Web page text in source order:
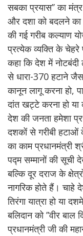
सबका प्रयास’’ का
और दशा को बदलने का
की गई गरीब कल्याण
प्रत्येक व्यक्ति के चेहरे
कहा कि देश में
से धारा-370 हटाने
कानून लागू करना हो,
दांत खट्टे करना हो या
देश की जनता हमेशा
दशकों से गरीबी हटाओं
का काम प्रधानमंत्री
पद्म सम्मानों की सूची
बल्कि दूर दराज के
नागरिक होते हैं।
तिरंगा यात्रा हो या
बलिदान को ’’वीर बाल
प्रधानमंत्री जी की